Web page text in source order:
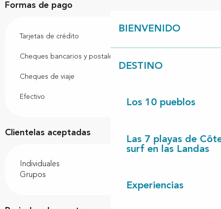
BIENVENIDO
DESTINO
Los 10 pueblos
Las 7 playas de
surf en las Landas
Experiencias
Formas de pago
Tarjetas de crédito
Cheques bancarios y postales
Cheques de viaje
Efectivo
Clientelas aceptadas
Individuales
Grupos